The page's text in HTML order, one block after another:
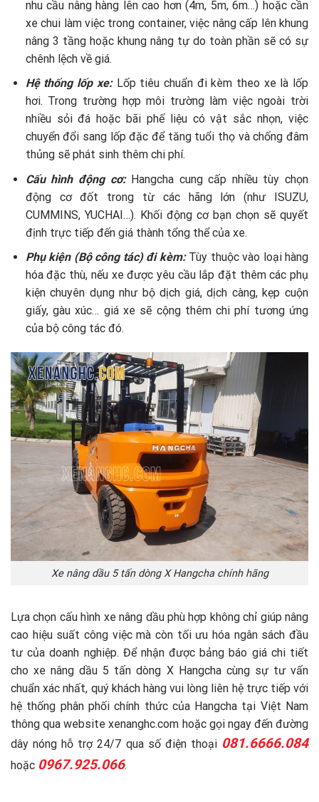
nhu cầu nâng hàng lên cao hơn (4m, 5m, 6m…) hoặc cần
xe chui làm việc trong container, việc nâng cấp lên khung
nâng 3 tầng hoặc khung nâng tự do toàn phần sẽ có sự
chênh lệch về giá.
Hệ thống lốp xe:Lốp tiêu chuẩn đi kèm theo xe là lốp
hơi. Trong trường hợp môi trường làm việc ngoài trời
nhiều sỏi đá hoặc bãi phế liệu có vật sắc nhọn, việc
chuyển đổi sang lốp đặc để tăng tuổi thọ và chống đâm
thủng sẽ phát sinh thêm chi phí.
Cấu hình động cơ:Hangcha cung cấp nhiều tùy chọn
động cơ đốt trong từ các hãng lớn (như ISUZU,
CUMMINS, YUCHAI…). Khối động cơ bạn chọn sẽ quyết
định trực tiếp đến giá thành tổng thể của xe.
Phụ kiện (Bộ công tác) đi kèm: Tùy thuộc vào loại hàng
hóa đặc thù, nếu xe được yêu cầu lắp đặt thêm các phụ
kiện chuyên dụng như bộ dịch giá, dịch càng, kẹp cuộn
giấy, gàu xúc… giá xe sẽ cộng thêm chi phí tương ứng
của bộ công tác đó.
Xe nâng dầu 5 tấn dòng X Hangcha chính hãng
Lựa chọn cấu hình xe nâng dầuphù hợp không chỉ giúp nâng
cao hiệu suất công việc mà còn tối ưu hóa ngân sách đầu
tư của doanh nghiệp. Để nhận được bảng báo giá chi tiết
cho xe nâng dầu 5 tấn dòng X Hangcha cùng sự tư vấn
chuẩn xác nhất, quý khách hàng vui lòng liên hệ trực tiếp với
hệ thống phân phối chính thức của Hangcha tại Việt Nam
thông qua websitexenanghc.com hoặc gọi ngay đến đường
dây nóng hỗ trợ 24/7 qua số điện thoại 081.6666.084
hoặc 0967.925.066.